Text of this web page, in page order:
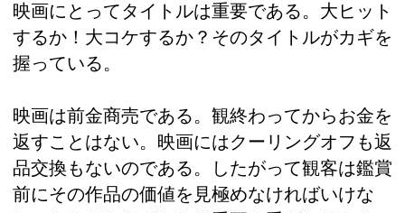
映画にとってタイトルは重要である。大ヒット
するか！大コケするか？そのタイトルがカギを
握っている。
映画は前金商売である。観終わってからお金を
返すことはない。映画にはクーリングオフも返
品交換もないのである。したがって観客は鑑賞
前にその作品の価値を見極めなければいけな